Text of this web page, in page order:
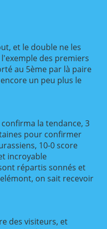
et le double ne les
des premiers
au 5ème par là paire
un peu plus le
la tendance, 3
pour confirmer
10-0 score
incroyable
répartis sonnés et
on sait recevoir
des visiteurs, et